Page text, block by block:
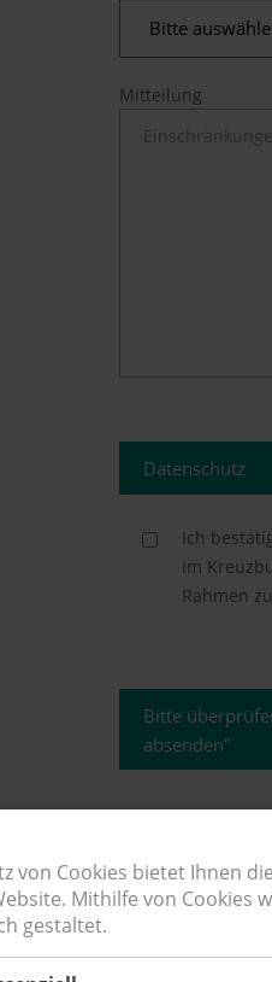
Mitteilung
Datenschutz
Ich
im Kreuzbund
Rahmen
Bitte
absenden"
von Cookies bietet Ihnen
Mithilfe von Cookies
gestaltet.